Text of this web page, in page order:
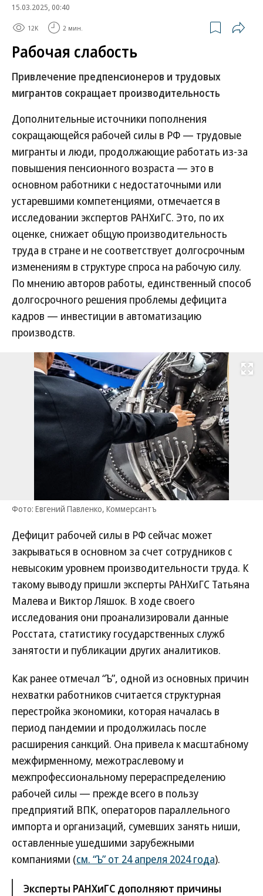
15.03.2025, 00:40
12K 2 мин.
Рабочая слабость
Привлечение предпенсионеров и трудовых
мигрантов сокращает производительность
Дополнительные источники пополнения
сокращающейся рабочей силы в РФ — трудовые
мигранты и люди, продолжающие работать из-за
повышения пенсионного возраста — это в
основном работники с недостаточными или
устаревшими компетенциями, отмечается в
исследовании экспертов РАНХиГС. Это, по их
оценке, снижает общую производительность
труда в стране и не соответствует долгосрочным
изменениям в структуре спроса на рабочую силу.
По мнению авторов работы, единственный способ
долгосрочного решения проблемы дефицита
кадров — инвестиции в автоматизацию
производств.
Развернуть
Фото: Евгений Павленко, Коммерсантъ
Дефицит рабочей силы в РФ сейчас может
закрываться в основном за счет сотрудников с
невысоким уровнем производительности труда. К
такому выводу пришли эксперты РАНХиГС Татьяна
Малева и Виктор Ляшок. В ходе своего
исследования они проанализировали данные
Росстата, статистику государственных служб
занятости и публикации других аналитиков.
Как ранее отмечал “Ъ”, одной из основных причин
нехватки работников считается структурная
перестройка экономики, которая началась в
период пандемии и продолжилась после
расширения санкций. Она привела к масштабному
межфирменному, межотраслевому и
межпрофессиональному перераспределению
рабочей силы — прежде всего в пользу
предприятий ВПК, операторов параллельного
импорта и организаций, сумевших занять ниши,
оставленные ушедшими зарубежными
компаниями (см. “Ъ” от 24 апреля 2024 года).
Эксперты РАНХиГС дополняют причины